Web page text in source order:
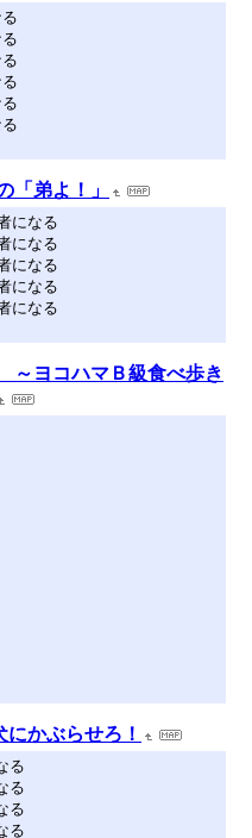
「弟よ！」
になる
になる
になる
になる
になる
ヨコハマＢ級食べ歩き
にかぶらせろ！
る
る
る
る